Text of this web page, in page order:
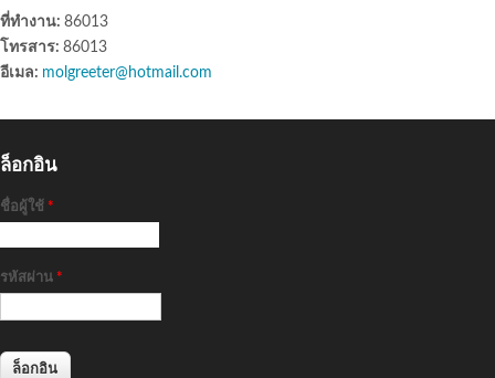
ที่ทำงาน: 86013
โทรสาร: 86013
อีเมล: molgreeter@hotmail.com
ล็อกอิน
ชื่อผู้ใช้ *
รหัสผ่าน *